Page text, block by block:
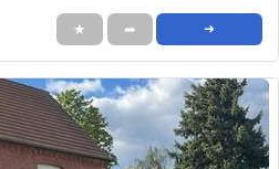
★ ➦ ➜